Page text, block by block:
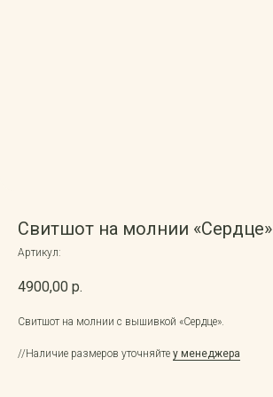
Свитшот на молнии «Сердце»
Артикул:
4900,00 р.
Свитшот на молнии с вышивкой «Сердце».
//Наличие размеров уточняйте у менеджера
Instagram* Разработка сайта